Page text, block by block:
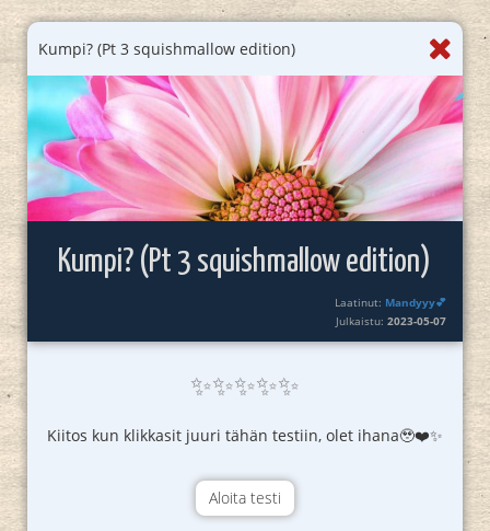
Kumpi? (Pt 3 squishmallow edition)
Kumpi? (Pt 3 squishmallow edition)
Laatinut: Mandyyy💕
Julkaistu:2023-05-07
✨✨✨✨✨
Kiitos kun klikkasit juuri tähän testiin, olet ihana🥹❤️✨
Aloita testi